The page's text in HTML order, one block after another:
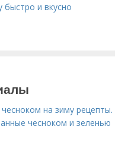
быстро и вкусно
на зиму рецепты.
чесноком и зеленью